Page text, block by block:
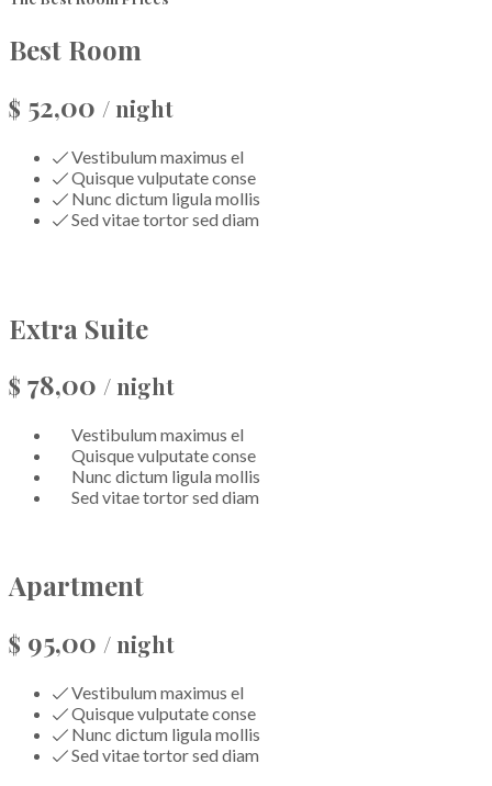
Best Room
$ 52,00 / night
Vestibulum maximus el
Quisque vulputate conse
Nunc dictum ligula mollis
Sed vitae tortor sed diam
Extra Suite
$ 78,00 / night
Vestibulum maximus el
Quisque vulputate conse
Nunc dictum ligula mollis
Sed vitae tortor sed diam
Apartment
$ 95,00 / night
Vestibulum maximus el
Quisque vulputate conse
Nunc dictum ligula mollis
Sed vitae tortor sed diam